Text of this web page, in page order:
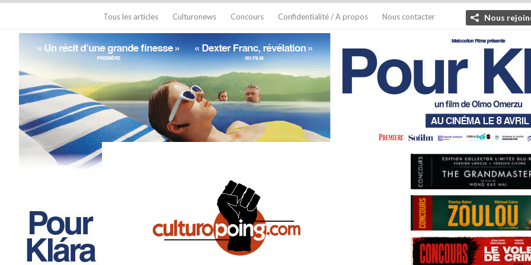
Tous les articles Culturonews Concours Confidentialité / A propos Nous contacter Nous